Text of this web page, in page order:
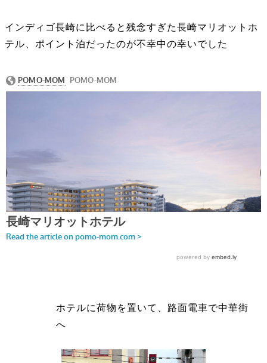
インディゴ長崎に比べると残念すぎた長崎マリオットホ
テル、ポイント泊だったのが不幸中の幸いでした
ホテルに荷物を置いて、路面電車で中華街
へ